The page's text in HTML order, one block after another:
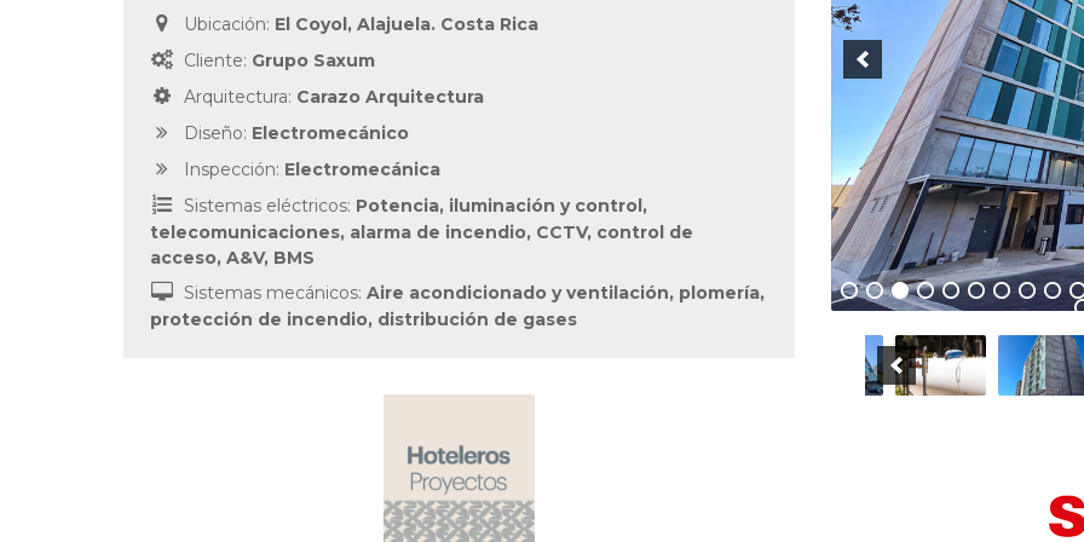
Ubicación: El Coyol, Alajuela. Costa Rica
Cliente: Grupo Saxum
Arquitectura: Carazo Arquitectura
Diseño: Electromecánico
Inspección: Electromecánica
Sistemas eléctricos: Potencia, iluminación y control,
telecomunicaciones, alarma de incendio, CCTV, control de
acceso, A&V, BMS
Sistemas mecánicos: Aire acondicionado y ventilación, plomería,
protección de incendio, distribución de gases